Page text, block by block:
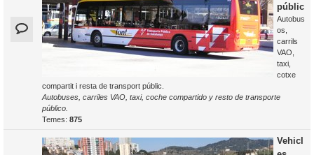
públic
Autobus
os,
carrils
VAO,
taxi,
cotxe
compartit i resta de transport públic.
Autobuses, carriles VAO, taxi, coche compartido y resto de transporte
público.
Temes: 875
Vehicl